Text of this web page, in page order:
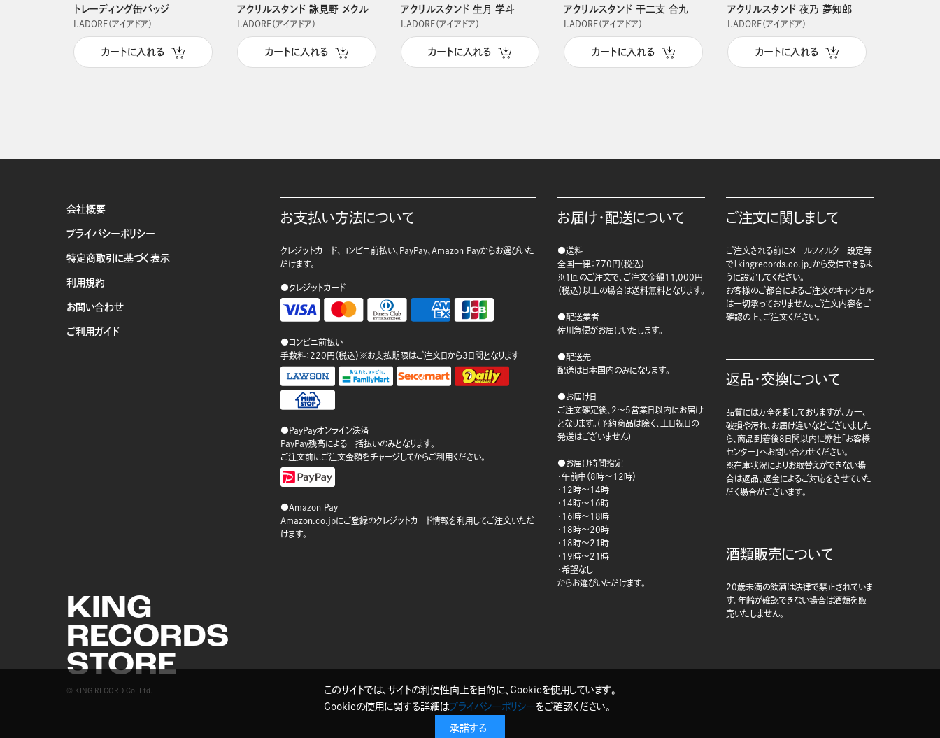
トレーディング缶バッジ
I.ADORE（アイアドア）
カートに入れる
アクリルスタンド 詠見野 メクル
I.ADORE（アイアドア）
カートに入れる
アクリルスタンド 生月 学斗
I.ADORE（アイアドア）
カートに入れる
アクリルスタンド 干二支 合九
I.ADORE（アイアドア）
カートに入れる
アクリルスタンド 夜乃 夢知郎
I.ADORE（アイアドア）
カートに入れる
会社概要
プライバシーポリシー
特定商取引に基づく表示
利用規約
お問い合わせ
ご利用ガイド
KING
RECORDS
STORE
© KING RECORD Co.,Ltd.
お支払い方法について
クレジットカード、コンビニ前払い、PayPay、Amazon Payからお選びいた
だけます。
●クレジットカード
●コンビニ前払い
手数料：220円（税込）※お支払期限はご注文日から3日間となります
●PayPayオンライン決済
PayPay残高による一括払いのみとなります。
ご注文前にご注文金額をチャージしてからご利用ください。
●Amazon Pay
Amazon.co.jpにご登録のクレジットカード情報を利用してご注文いただ
けます。
お届け・配送について
●送料
全国一律：770円（税込）
※1回のご注文で、ご注文金額11,000円
（税込）以上の場合は送料無料となります。
●配送業者
佐川急便がお届けいたします。
●配送先
配送は日本国内のみになります。
●お届け日
ご注文確定後、2～5営業日以内にお届け
となります。(予約商品は除く、土日祝日の
発送はございません)
●お届け時間指定
・午前中（8時～12時）
・12時～14時
・14時～16時
・16時～18時
・18時～20時
・18時～21時
・19時～21時
・希望なし
からお選びいただけます。
ご注文に関しまして
ご注文される前にメールフィルター設定等
で「kingrecords.co.jp」から受信できるよ
うに設定してください。
お客様のご都合によるご注文のキャンセル
は一切承っておりません。ご注文内容をご
確認の上、ご注文ください。
返品・交換について
品質には万全を期しておりますが、万一、
破損や汚れ、お届け違いなどございました
ら、商品到着後8日間以内に弊社「お客様
センター」へお問い合わせください。
※在庫状況によりお取替えができない場
合は返品、返金によるご対応をさせていた
だく場合がございます。
酒類販売について
20歳未満の飲酒は法律で禁止されていま
す。年齢が確認できない場合は酒類を販
売いたしません。
このサイトでは、サイトの利便性向上を目的に、Cookieを使用しています。
Cookieの使用に関する詳細はプライバシーポリシーをご確認ください。
承諾する